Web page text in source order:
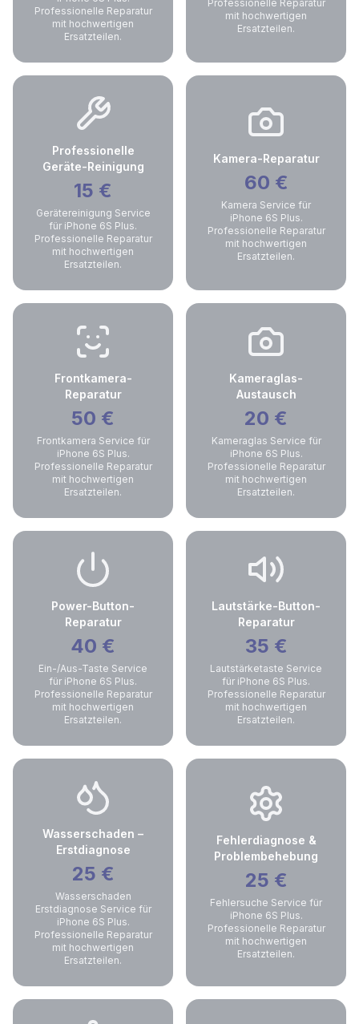
Professionelle Reparatur
mit hochwertigen
Ersatzteilen.
Professionelle Reparatur
mit hochwertigen
Ersatzteilen.
Professionelle
Geräte-Reinigung
15 €
Gerätereinigung Service
für iPhone 6S Plus.
Professionelle Reparatur
mit hochwertigen
Ersatzteilen.
Kamera-Reparatur
60 €
Kamera Service für
iPhone 6S Plus.
Professionelle Reparatur
mit hochwertigen
Ersatzteilen.
Frontkamera-
Reparatur
50 €
Frontkamera Service für
iPhone 6S Plus.
Professionelle Reparatur
mit hochwertigen
Ersatzteilen.
Kameraglas-
Austausch
20 €
Kameraglas Service für
iPhone 6S Plus.
Professionelle Reparatur
mit hochwertigen
Ersatzteilen.
Power-Button-
Reparatur
40 €
Ein-/Aus-Taste Service
für iPhone 6S Plus.
Professionelle Reparatur
mit hochwertigen
Ersatzteilen.
Lautstärke-Button-
Reparatur
35 €
Lautstärketaste Service
für iPhone 6S Plus.
Professionelle Reparatur
mit hochwertigen
Ersatzteilen.
Wasserschaden –
Erstdiagnose
25 €
Wasserschaden
Erstdiagnose Service für
iPhone 6S Plus.
Professionelle Reparatur
mit hochwertigen
Ersatzteilen.
Fehlerdiagnose &
Problembehebung
25 €
Fehlersuche Service für
iPhone 6S Plus.
Professionelle Reparatur
mit hochwertigen
Ersatzteilen.